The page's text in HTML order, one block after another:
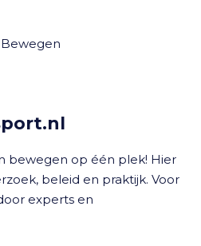
bewegen op één plek! Hier
beleid en praktijk. Voor
experts en